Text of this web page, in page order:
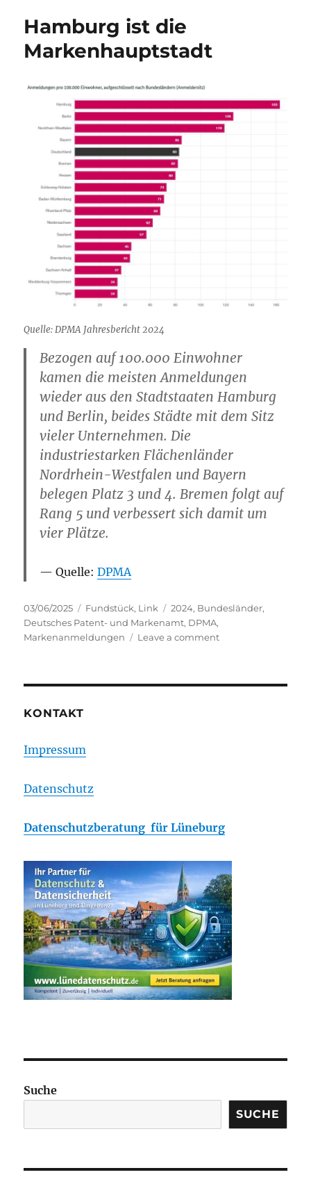
Hamburg ist die
Markenhauptstadt
Quelle: DPMA Jahresbericht 2024
Bezogen auf 100.000 Einwohner
kamen die meisten Anmeldungen
wieder aus den Stadtstaaten Hamburg
und Berlin, beides Städte mit dem Sitz
vieler Unternehmen. Die
industriestarken Flächenländer
Nordrhein-Westfalen und Bayern
belegen Platz 3 und 4. Bremen folgt auf
Rang 5 und verbessert sich damit um
vier Plätze.
Quelle:DPMA
Posted
on
03/06/2025 Categories
Fundstück, Link Tags
2024, Bundesländer,
Deutsches Patent- und Markenamt, DPMA,
Markenanmeldungen
Leave a commenton
KONTAKT
Impressum
Datenschutz
Datenschutzberatung für Lüneburg
Suche
SUCHE